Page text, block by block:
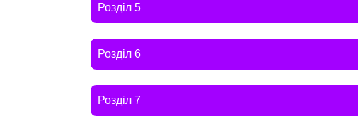
Розділ 5
Розділ 6
Розділ 7